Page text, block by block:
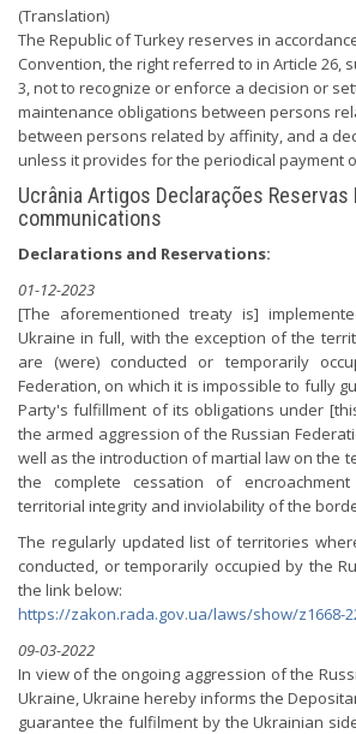
(Translation)
The Republic of Turkey reserves in
Convention, the right referred to in Article 26,
3, not to recognize or enforce a decision or
maintenance obligations between persons
between persons related by affinity, and a
unless it provides for the periodical payment
Ucrânia Artigos Declarações Reservas
communications
Declarations and Reservations:
01-12-2023
[The aforementioned treaty is]
Ukraine in full, with the exception of the
are (were) conducted or temporarily
Federation, on which it is impossible to fully
Party's fulfillment of its obligations under
the armed aggression of the Russian
well as the introduction of martial law on the
the complete cessation of
territorial integrity and inviolability of the
The regularly updated list of territories
conducted, or temporarily occupied by the
the link below:
https://zakon.rada.gov.ua/laws/show/z1668-
09-03-2022
In view of the ongoing aggression of the
Ukraine, Ukraine hereby informs the
guarantee the fulfilment by the Ukrainian